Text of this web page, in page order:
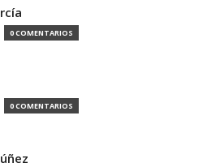
0 COMENTARIOS
0 COMENTARIOS